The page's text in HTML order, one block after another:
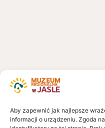
Aby zapewnić jak najlepsze
informacji o urządzeniu. Zgoda